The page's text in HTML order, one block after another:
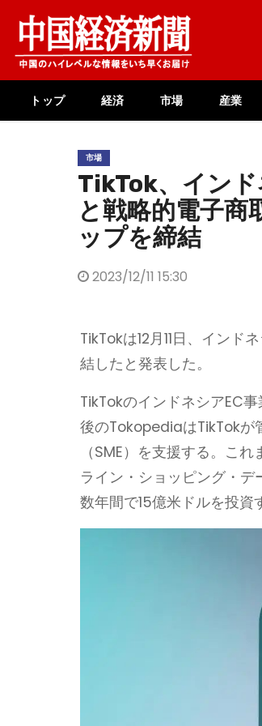
content
トップ 経済 市場 産業
市場
TikTok、イン
と戦略的電子商
ップを締結
2023/12/11 15:30
TikTokは12月11日、イン
結したと発表した。
TikTokのインドネシアEC
後のTokopediaはTikTokが
（SME）を支援する。こ
ライン・ショッピング・デ
数年間で15億米ドルを投資